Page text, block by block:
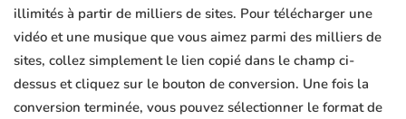
illimités à partir de milliers de sites. Pour télécharger une
vidéo et une musique que vous aimez parmi des milliers de
sites, collez simplement le lien copié dans le champ ci-
dessus et cliquez sur le bouton de conversion. Une fois la
conversion terminée, vous pouvez sélectionner le format de